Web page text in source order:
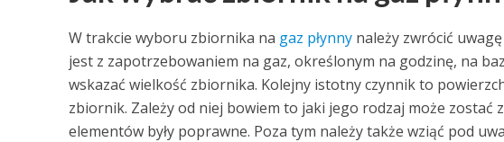
W trakcie wyboru zbiornika na gaz płynnynależy zwrócić
jest z zapotrzebowaniem na gaz, określonym na godzinę, na
wskazać wielkość zbiornika. Kolejny istotny czynnik to
zbiornik. Zależy od niej bowiem to jaki jego rodzaj może zostać
elementów były poprawne. Poza tym należy także wziąć pod